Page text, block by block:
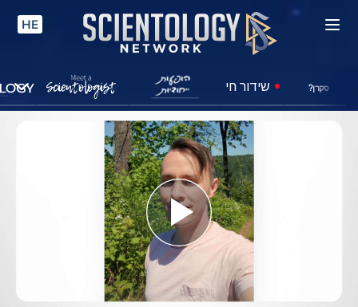
HE
סקרן? שידור חי
Play
Video